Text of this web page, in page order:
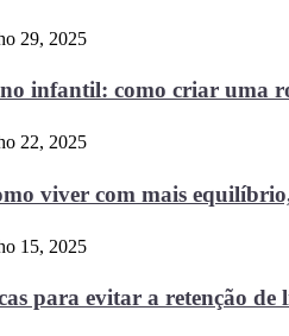
29, 2025
infantil: como criar uma
22, 2025
viver com mais
15, 2025
para evitar a retenção de